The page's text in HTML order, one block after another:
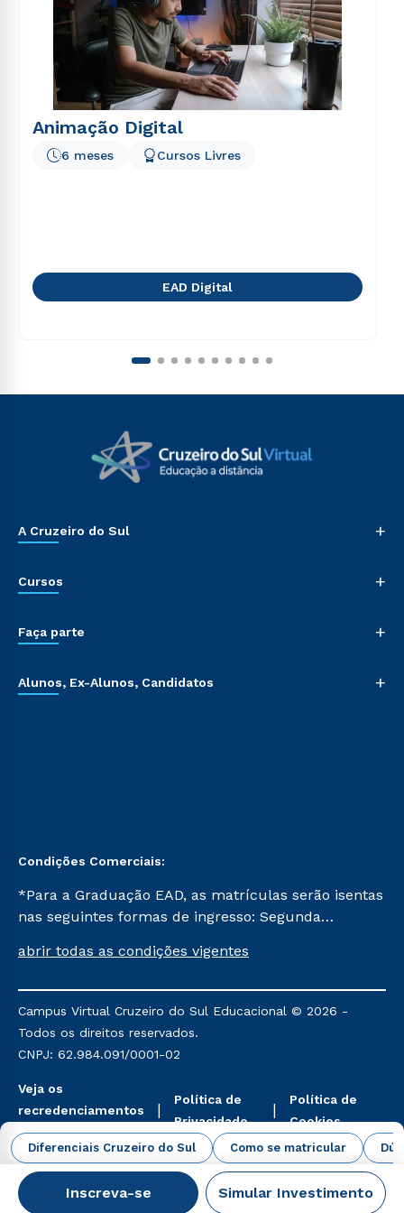
Diferenciais Cruzeiro do Sul Como se matricular
Inscreva-se Simular Investimento
Animação Digital
6 meses Cursos Livres
EAD Digital
A Cruzeiro do Sul +
Cursos +
Faça parte +
Alunos, Ex-Alunos, Candidatos +
Condições Comerciais:
*Para a Graduação EAD, as matrículas serão isentas
nas seguintes formas de ingresso: Segunda
Já para as demais, a taxa de matrícula será de R$
mencionadas são referentes aos cursos: Ensino
Religioso, Geografia para a Docência e Metodologia
do Ensino de História: Questões Atuais.
abrir todas as condições vigentes
Campus Virtual Cruzeiro do Sul Educacional © 2026 -
Todos os direitos reservados.
CNPJ: 62.984.091/0001-02
Veja os
recredenciamentos
aqui
Política de
Privacidade
Política de
Cookies